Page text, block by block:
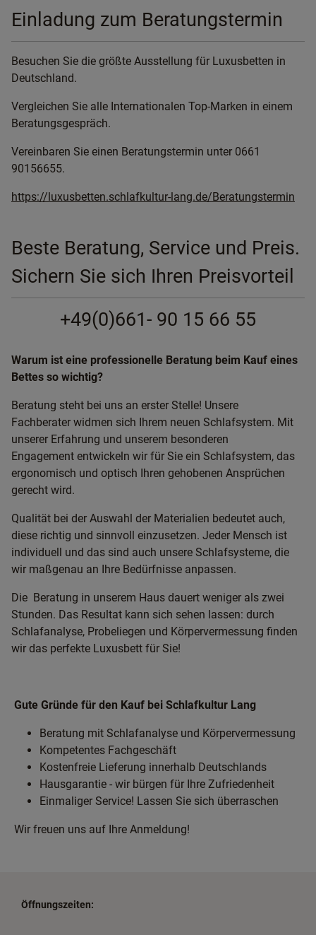
Einladung zum Beratungstermin
Besuchen Sie die größte Ausstellung für Luxusbetten in
Deutschland.
Vergleichen Sie alle Internationalen Top-Marken in einem
Beratungsgespräch.
Vereinbaren Sie einen Beratungstermin unter 0661
90156655.
https://luxusbetten.schlafkultur-lang.de/Beratungstermin
Beste Beratung, Service und Preis.
Sichern Sie sich Ihren Preisvorteil
+49(0)661- 90 15 66 55
Warum ist eine professionelle Beratung beim Kauf eines
Bettes so wichtig?
Beratung steht bei uns an erster Stelle! Unsere
Fachberater widmen sich Ihrem neuen Schlafsystem. Mit
unserer Erfahrung und unserem besonderen
Engagement entwickeln wir für Sie ein Schlafsystem, das
ergonomisch und optisch Ihren gehobenen Ansprüchen
gerecht wird.
Qualität bei der Auswahl der Materialien bedeutet auch,
diese richtig und sinnvoll einzusetzen. Jeder Mensch ist
individuell und das sind auch unsere Schlafsysteme, die
wir maßgenau an Ihre Bedürfnisse anpassen.
Die Beratung in unserem Haus dauert weniger als zwei
Stunden. Das Resultat kann sich sehen lassen: durch
Schlafanalyse, Probeliegen und Körpervermessung finden
wir das perfekte Luxusbett für Sie!
Gute Gründe für den Kauf bei Schlafkultur Lang
Beratung mit Schlafanalyse und Körpervermessung
Kompetentes Fachgeschäft
Kostenfreie Lieferung innerhalb Deutschlands
Hausgarantie - wir bürgen für Ihre Zufriedenheit
Einmaliger Service! Lassen Sie sich überraschen
Wir freuen uns auf Ihre Anmeldung!
Öffnungszeiten: